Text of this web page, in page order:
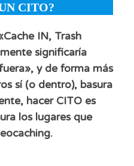
CITO?
IN, Trash
significaría
y de forma más
sí (o dentro), basura
hacer CITO es
los lugares que